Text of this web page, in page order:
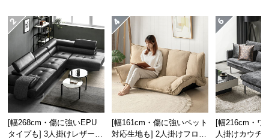
キ
ン
カ
テ
[幅268cm・傷に強いEPU
タイプも] 3人掛けレザーカ
[幅161cm・傷に強いペット
対応生地も] 2人掛けフロア
[幅216cm・ワ
人掛けカウチ